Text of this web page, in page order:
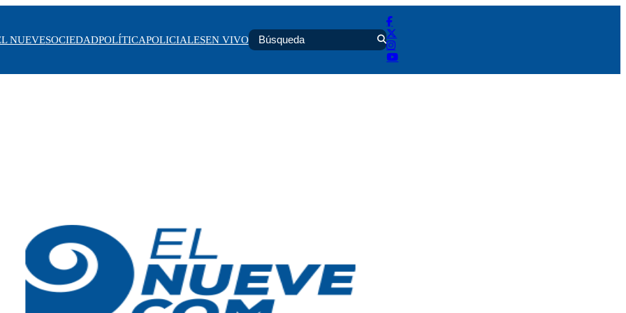
NUEVESOCIEDADPOLÍTICAPOLICIALESEN VIVO